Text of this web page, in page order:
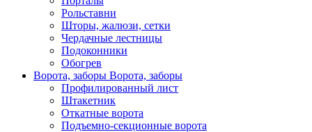
Рольставни
Шторы, жалюзи, сетки
Чердачные лестницы
Подоконники
Обогрев
Ворота, заборы Ворота, заборы
Профилированный лист
Штакетник
Откатные ворота
Подъемно-секционные ворота